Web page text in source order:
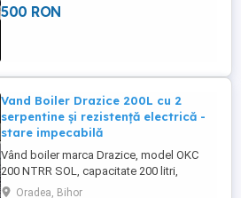
500 RON
Vand Boiler Drazice 200L cu 2
serpentine și rezistență electrică -
stare impecabilă
Vând boiler marca Drazice, model OKC
200 NTRR SOL, capacitate 200 litri,
echipat cu 2 serpentine una în alta și
Oradea, Bihor